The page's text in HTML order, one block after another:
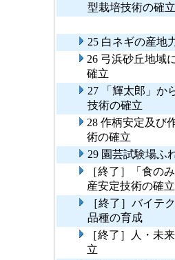
型栽培技術の確立
25 白ネギの産地
26 弓浜砂丘地域
確立
27 「輝太郎」か
技術の確立
28 作柄安定及び
術の確立
29 園芸試験場ふ
［終了］「食の
産安定技術の確立
［終了］バイテ
品種の育成
［終了］人・未
立